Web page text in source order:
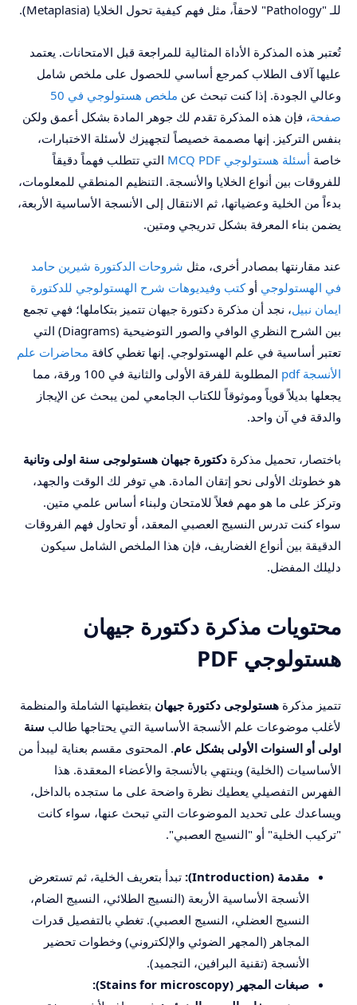
للـ "Pathology" لاحقاً، مثل فهم كيفية تحول الخلايا (Metaplasia).
تُعتبر هذه المذكرة الأداة المثالية للمراجعة قبل الامتحانات. يعتمد
عليها آلاف الطلاب كمرجع أساسي للحصول على ملخص شامل
وعالي الجودة. إذا كنت تبحث عن
ملخص هستولوجي في 50
صفحة، فإن هذه المذكرة تقدم لك جوهر المادة بشكل أعمق ولكن
بنفس التركيز. إنها مصممة خصيصاً لتجهيزك لأسئلة الاختبارات،
خاصة أسئلة هستولوجي MCQ PDF
التي تتطلب فهماً دقيقاً
للفروقات بين أنواع الخلايا والأنسجة. التنظيم المنطقي للمعلومات،
بدءاً من الخلية وعضياتها، ثم الانتقال إلى الأنسجة الأساسية الأربعة،
يضمن بناء المعرفة بشكل تدريجي ومتين.
عند مقارنتها بمصادر أخرى، مثل شروحات الدكتورة شيرين حامد
في الهستولوجي أوكتب وفيديوهات شرح الهستولوجي للدكتورة
ايمان نبيل، نجد أن مذكرة دكتورة جيهان تتميز بتكاملها؛ فهي تجمع
بين الشرح النظري الوافي والصور التوضيحية (Diagrams) التي
تعتبر أساسية في علم الهستولوجي. إنها تغطي كافة محاضرات علم
الأنسجة pdf
المطلوبة للفرقة الأولى والثانية في 100 ورقة، مما
يجعلها بديلاً قوياً وموثوقاً للكتاب الجامعي لمن يبحث عن الإيجاز
والدقة في آن واحد.
باختصار، تحميل مذكرة دكتورة جيهان هستولوجى سنة اولى وتانية
هو خطوتك الأولى نحو إتقان المادة. هي توفر لك الوقت والجهد،
وتركز على ما هو مهم فعلاً للامتحان ولبناء أساس علمي متين.
سواء كنت تدرس النسيج العصبي المعقد، أو تحاول فهم الفروقات
الدقيقة بين أنواع الغضاريف، فإن هذا الملخص الشامل سيكون
دليلك المفضل.
محتويات مذكرة دكتورة جيهان
هستولوجي PDF
تتميز مذكرة هستولوجى دكتورة جيهان بتغطيتها الشاملة والمنظمة
لأغلب موضوعات علم الأنسجة الأساسية التي يحتاجها طالب سنة
اولى أو السنوات الأولى بشكل عام. المحتوى مقسم بعناية ليبدأ من
الأساسيات (الخلية) وينتهي بالأنسجة والأعضاء المعقدة. هذا
الفهرس التفصيلي يعطيك نظرة واضحة على ما ستجده بالداخل،
ويساعدك على تحديد الموضوعات التي تبحث عنها، سواء كانت
"تركيب الخلية" أو "النسيج العصبي".
مقدمة (Introduction):
تبدأ بتعريف الخلية، ثم تستعرض
الأنسجة الأساسية الأربعة (النسيج الطلائي، النسيج الضام،
النسيج العضلي، النسيج العصبي). تغطي بالتفصيل قدرات
المجاهر (المجهر الضوئي والإلكتروني) وخطوات تحضير
الأنسجة (تقنية البرافين، التجميد).
صبغات المجهر (Stains for microscopy):